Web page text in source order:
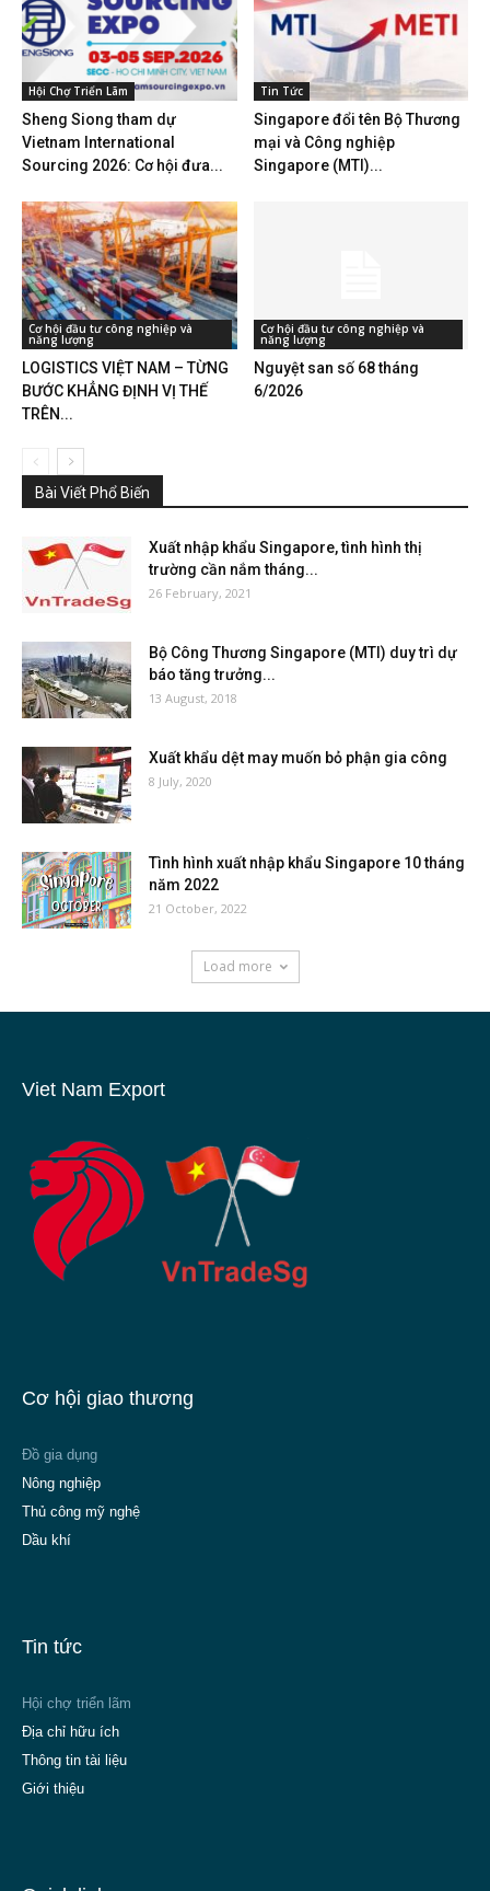
Hội Chợ Triển Lãm
Sheng Siong tham dự
Vietnam International
Sourcing 2026: Cơ hội đưa...
Tin Tức
Singapore đổi tên Bộ Thương
mại và Công nghiệp
Singapore (MTI)...
Cơ hội đầu tư công nghiệp và
năng lượng
LOGISTICS VIỆT NAM – TỪNG
BƯỚC KHẲNG ĐỊNH VỊ THẾ
TRÊN...
Cơ hội đầu tư công nghiệp và
năng lượng
Nguyệt san số 68 tháng
6/2026
Bài Viết Phổ Biến
Xuất nhập khẩu Singapore, tình hình thị
trường cần nắm tháng...
26 February, 2021
Bộ Công Thương Singapore (MTI) duy trì dự
báo tăng trưởng...
13 August, 2018
Xuất khẩu dệt may muốn bỏ phận gia công
8 July, 2020
Tình hình xuất nhập khẩu Singapore 10 tháng
năm 2022
21 October, 2022
Load more
Viet Nam Export
Cơ hội giao thương
Đồ gia dụng
Nông nghiệp
Thủ công mỹ nghệ
Dầu khí
Tin tức
Hội chợ triển lãm
Địa chỉ hữu ích
Thông tin tài liệu
Giới thiệu